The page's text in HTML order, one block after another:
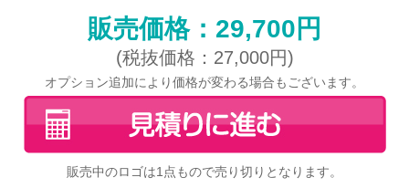
販売価格：29,700円
(税抜価格：27,000円)
オプション追加により価格が変わる場合もございます。
販売中のロゴは1点もので売り切りとなります。